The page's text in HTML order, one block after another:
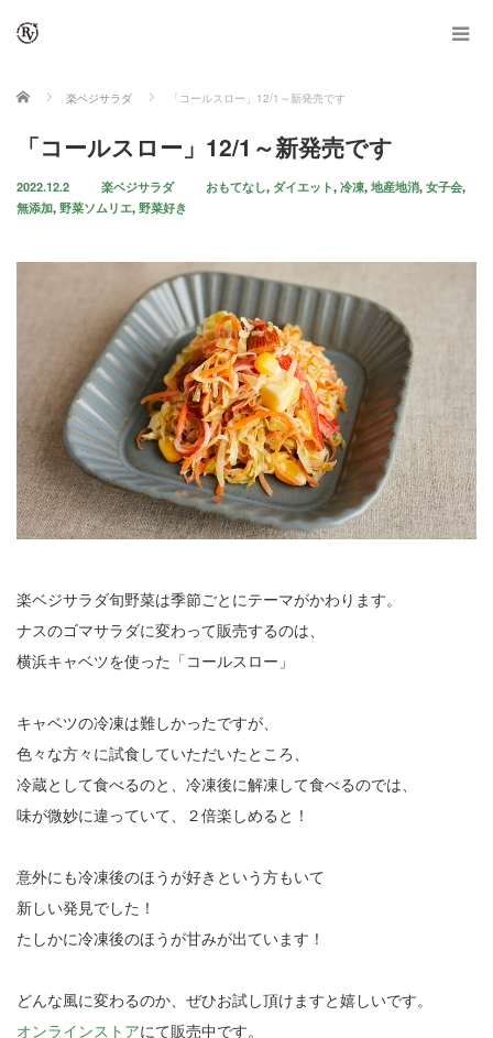
ホーム 楽ベジサラダ 「コールスロー」12/1～新発売です
「コールスロー」12/1～新発売です
2022.12.2 楽ベジサラダ おもてなし, ダイエット, 冷凍, 地産地消, 女子会,
無添加, 野菜ソムリエ, 野菜好き
楽ベジサラダ旬野菜は季節ごとにテーマがかわります。
ナスのゴマサラダに変わって販売するのは、
横浜キャベツを使った「コールスロー」
キャベツの冷凍は難しかったですが、
色々な方々に試食していただいたところ、
冷蔵として食べるのと、冷凍後に解凍して食べるのでは、
味が微妙に違っていて、２倍楽しめると！
意外にも冷凍後のほうが好きという方もいて
新しい発見でした！
たしかに冷凍後のほうが甘みが出ています！
どんな風に変わるのか、ぜひお試し頂けますと嬉しいです。
オンラインストアにて販売中です。